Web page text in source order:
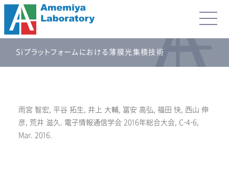
Siプラットフォームにおける薄膜光集積技術
雨宮 智宏, 平谷 拓生, 井上 大輔, 冨安 高弘, 福田 快, 西山 伸
彦, 荒井 滋久. 電子情報通信学会 2016年総合大会, C-4-6,
Mar. 2016.